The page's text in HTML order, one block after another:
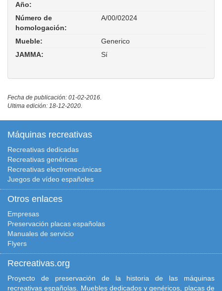
Año:
Número de
homologación:
A/00/02024
Mueble:
Generico
JAMMA:
Sí
Fecha de publicación: 01-02-2016.
Ultima edición: 18-12-2020.
Máquinas recreativas
Recreativas dedicadas
Recreativas genéricas
Recreativas electromecánicas
Juegos de vídeo españoles
Otros enlaces
Empresas
Preservación placas españolas
Manuales de servicio
Flyers
Recreativas.org
Proyecto de preservación de la historia de las máquinas
recreativas españolas. Muebles dedicados y genéricos, placas de